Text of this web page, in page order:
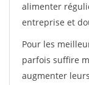
alimenter
entreprise et
Pour les
parfois suffire
augmenter